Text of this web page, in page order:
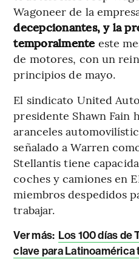
Wagoneer de la
decepcionantes, y la
temporalmente este
de motores, con un
principios de mayo.
El sindicato United
presidente Shawn Fain
aranceles
señalado a Warren
Stellantis tiene
coches y camiones en
miembros despedidos
trabajar.
Ver más: Los 100 días de
clave para Latinoamérica